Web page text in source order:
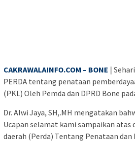
CAKRAWALAINFO.COM – BONE |
PERDA tentang penataan
(PKL) Oleh Pemda dan DPRD Bone
Dr. Alwi Jaya, SH,.MH mengatakan
Ucapan selamat kami sampaikan atas
daerah (Perda) Tentang Penataan dan